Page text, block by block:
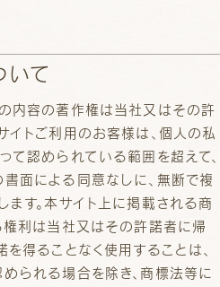
いて
内容の著作権は当社又はその許
イトご利用のお客様は、個人の私
て認められている範囲を超えて、
面による同意なしに、無断で複
ます。本サイト上に掲載される商
権利は当社又はその許諾者に帰
得ることなく使用することは、
られる場合を除き、商標法等に